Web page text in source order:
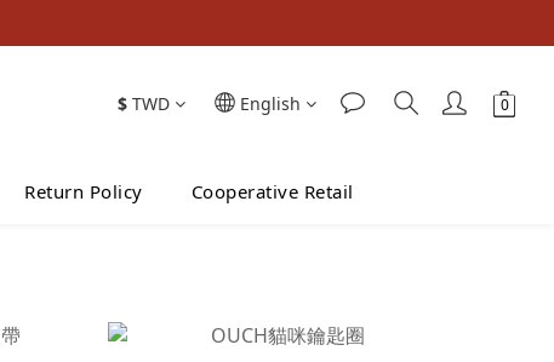
$ TWD English
Return Policy Cooperative Retail